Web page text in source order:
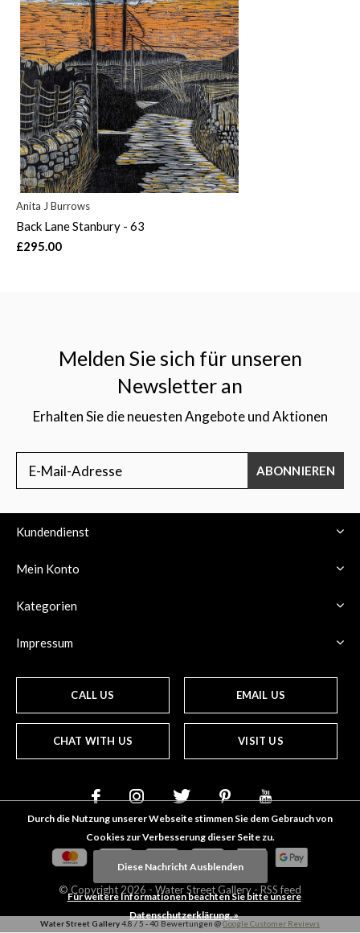
Anita J Burrows
Back Lane Stanbury - 63
£295.00
Melden Sie sich für unseren
Newsletter an
Erhalten Sie die neuesten Angebote und Aktionen
ABONNIEREN
Kundendienst
Mein Konto
Kategorien
Impressum
CALL US EMAIL US
CHAT WITH US VISIT US
© Copyright 2026 - Water Street Gallery- RSS feed
Water Street Gallery4.8 / 5 -40 Bewertungen @Google Customer Reviews
Durch die Nutzung unserer Webseite stimmen Sie dem Gebrauch von
Cookies zur Verbesserung dieser Seite zu.
Diese Nachricht Ausblenden
Für weitere Informationen beachten Sie bitte unsere
Datenschutzerklärung. »